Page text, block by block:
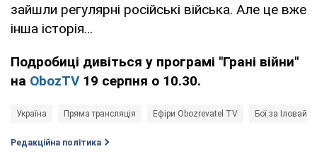
зайшли регулярні російські війська. Але це вже
інша історія…
Подробиці дивіться у програмі "Грані війни"
на ObozTV19 серпня о 10.30.
Україна Пряма трансляція Ефіри Obozrevatel TV Бої за
Редакційна політика